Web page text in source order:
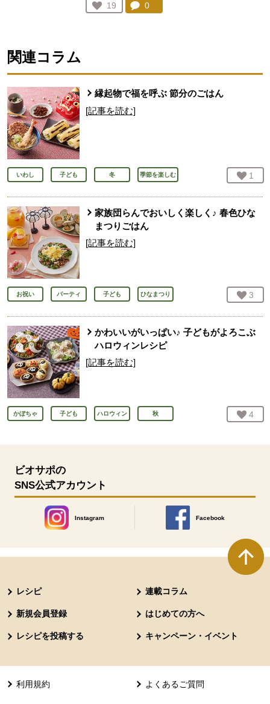
お気に入り登録：
19
人が登録
コメント：
0
関連コラム
縁起物で福を呼ぶ 節分のごはん
[記事を読む]
いわし 子ども 冬 季節を楽しむ お気
1
家族団らんでおいしく楽しく♪ 春色ひな
まつりごはん
[記事を読む]
お祝い パーティ 子ども ひなまつり お気
3
かわいいがいっぱい♪ 子どもがよろこぶ
ハロウィンレシピ
[記事を読む]
かぼちゃ 子ども ハロウィン 秋 お気
4
ビオサポの
SNS公式アカウント
Instagram
別のウィンドウで開きます。
Facebook
別のウィンドウで開きます
レシピ 連載コラム
新規会員登録 はじめての方へ
レシピを投稿する キャンペーン・イベント
利用規約 よくあるご質問